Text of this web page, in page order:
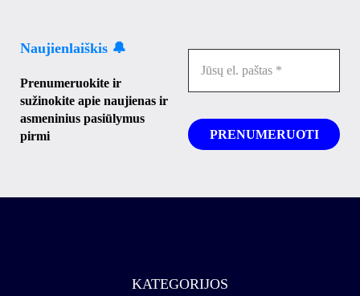
Naujienlaiškis 🔔
Prenumeruokite ir
sužinokite apie naujienas ir
asmeninius pasiūlymus
pirmi
KATEGORIJOS